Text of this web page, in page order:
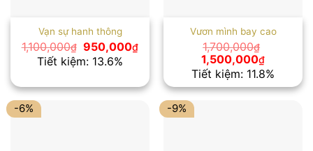
Vạn sự hanh thông
1,100,000₫ Giá
gốc
là:
950,000₫Giá
là:
950,000₫.
Tiết kiệm: 13.6%
Vươn mình bay cao
1,700,000₫
Giá
gốc
là:
1,700,000₫.
1,500,000₫Giá
hiện
tại
là:
Tiết kiệm: 11.8%
-6% -9%